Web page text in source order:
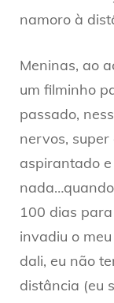
namoro à
Meninas, ao
um filminho
passado,
nervos,
aspirantado
100 dias
invadiu o
dali, eu não
distância (eu